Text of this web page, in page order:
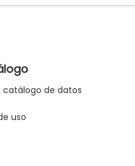
catálogo de datos
uso